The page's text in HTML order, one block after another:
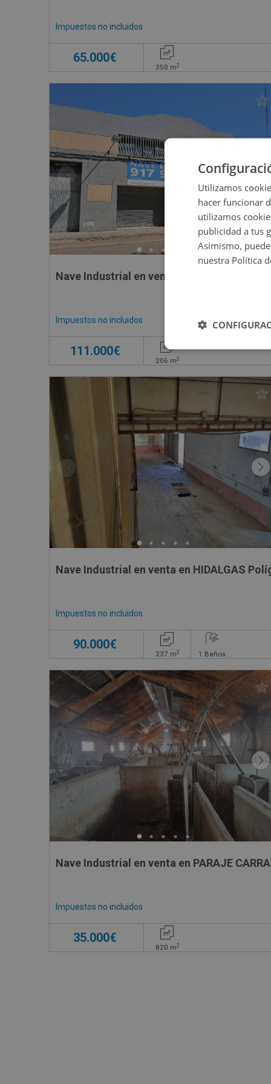
Impuestos no incluidos
65.000€
350 m2
Nave Industrial en venta en CL PAREDON, -
Impuestos no incluidos
111.000€
206 m2
Nave Industrial en venta en HIDALGAS
Impuestos no incluidos
90.000€
237 m2 1 Baños
Nave Industrial en venta en PARAJE
Impuestos no incluidos
35.000€
820 m2
Utilizamos
hacer funcionar
utilizamos
publicidad a tus
Asimismo,
nuestra Política